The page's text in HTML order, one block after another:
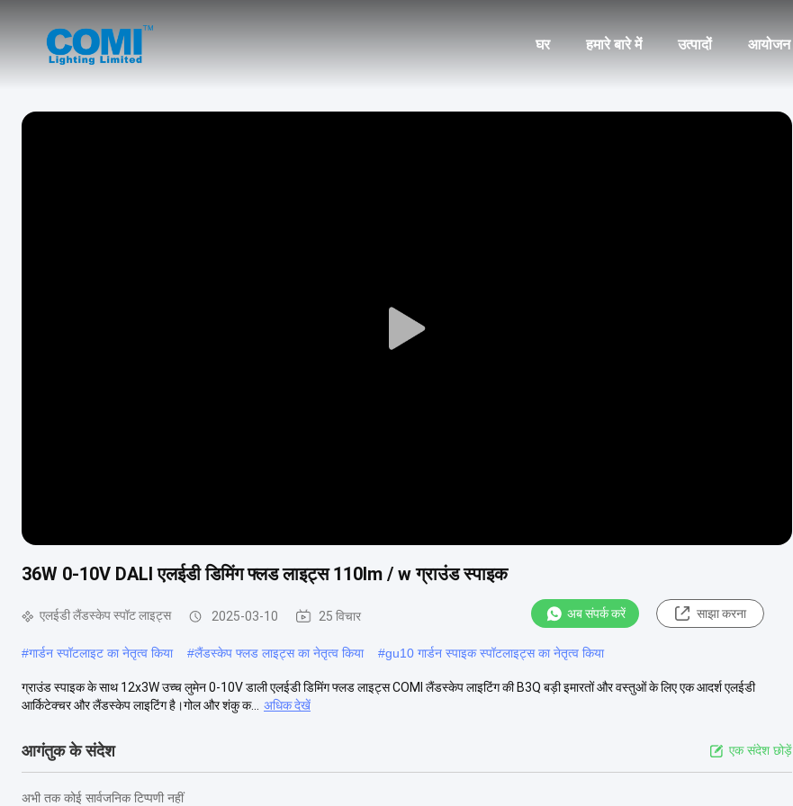
घर हमारे बारे में उत्पादों आयोजन
Play
36W 0-10V DALI एलईडी डिमिंग फ्लड लाइट्स 110lm / w ग्राउंड स्पाइक
एलईडी लैंडस्केप स्पॉट लाइट्स 2025-03-10 25 विचार अब संपर्क करें साझा करना
#गार्डन स्पॉटलाइट का नेतृत्व किया #लैंडस्केप फ्लड लाइट्स का नेतृत्व किया #gu10 गार्डन स्पाइक स्पॉटलाइट्स का नेतृत्व किया
ग्राउंड स्पाइक के साथ 12x3W उच्च लुमेन 0-10V डाली एलईडी डिमिंग फ्लड लाइट्स COMI लैंडस्केप लाइटिंग की B3Q बड़ी इमारतों और वस्तुओं के लिए एक आदर्श एलईडी
आर्किटेक्चर और लैंडस्केप लाइटिंग है।गोल और शंकु क...
अधिक देखें
आगंतुक के संदेश एक संदेश छोड़ें
अभी तक कोई सार्वजनिक टिप्पणी नहीं